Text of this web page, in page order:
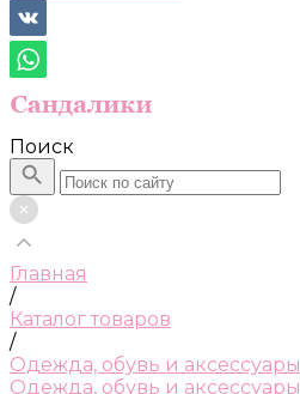
Поиск
Главная
/
Каталог товаров
/
Одежда, обувь и аксессуары
Одежда, обувь и аксессуары